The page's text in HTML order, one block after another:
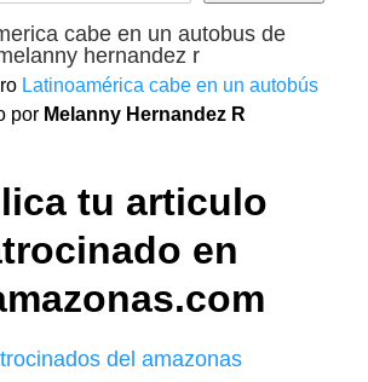
Latinoamérica cabe en un autobús
por Melanny Hernandez R
tu articulo
en